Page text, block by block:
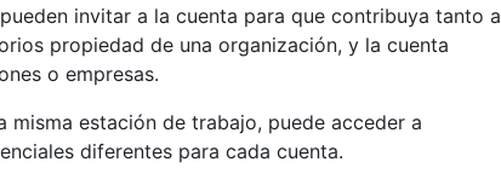
invitar a la cuenta para que contribuya tanto a
propiedad de una organización, y la cuenta
o empresas.
misma estación de trabajo, puede acceder a
diferentes para cada cuenta.